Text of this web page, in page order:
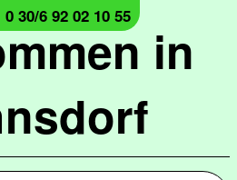
in
30/6 92 02 10 55